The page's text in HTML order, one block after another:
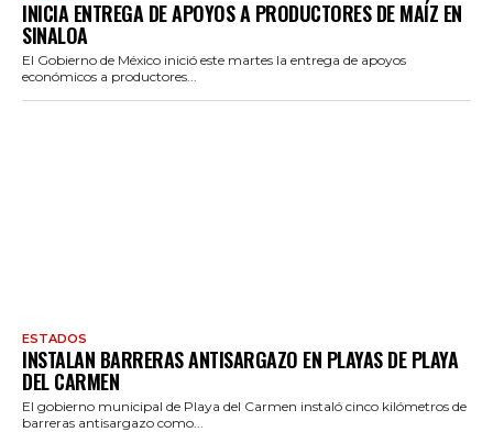
INICIA ENTREGA DE APOYOS A PRODUCTORES DE MAÍZ EN
SINALOA
El Gobierno de México inició este martes la entrega de apoyos
económicos a productores...
ESTADOS
INSTALAN BARRERAS ANTISARGAZO EN PLAYAS DE PLAYA
DEL CARMEN
El gobierno municipal de Playa del Carmen instaló cinco kilómetros de
barreras antisargazo como...